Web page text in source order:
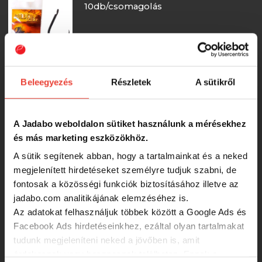
Beleegyezés Részletek A sütikről
A Jadabo weboldalon sütiket használunk a mérésekhez
és más marketing eszközökhöz.
A sütik segítenek abban, hogy a tartalmainkat és a neked
megjelenített hirdetéseket személyre tudjuk szabni, de
fontosak a közösségi funkciók biztosításához illetve az
jadabo.com analitikájának elemzéséhez is.
Az adatokat felhasználjuk többek között a Google Ads és
Facebook Ads hirdetéseinkhez, ezáltal olyan tartalmakat
tudunk megjeleníteni neked a jövőben is, amit
10db/csomagolás
Golden Lake horog 4020, 6, black
nickel, 10db/csomagolás
456 Ft
By Döme TF Method Carp BB
10db/cs. 6-os horog
-24%
446 Ft
By Döme TF Power Carp 10db/cs. 6-